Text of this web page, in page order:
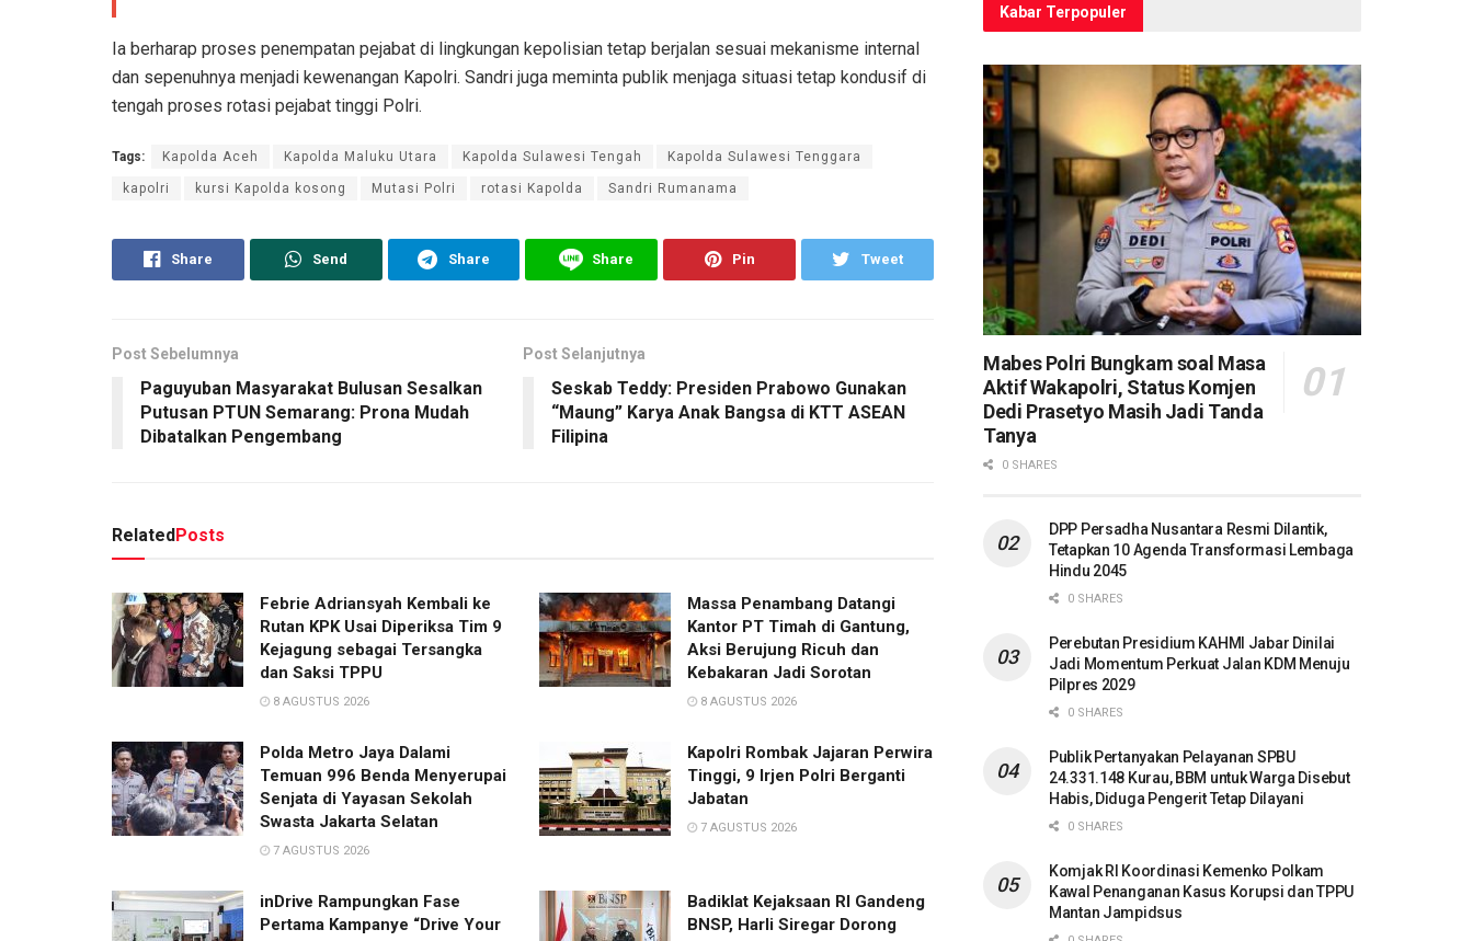
Ia berharap proses penempatan pejabat di lingkungan kepolisian tetap berjalan sesuai mekanisme internal
dan sepenuhnya menjadi kewenangan Kapolri. Sandri juga meminta publik menjaga situasi tetap kondusif di
tengah proses rotasi pejabat tinggi Polri.
Tags: Kapolda Aceh Kapolda Maluku Utara Kapolda Sulawesi Tengah Kapolda Sulawesi Tenggara
kapolri kursi Kapolda kosong Mutasi Polri rotasi Kapolda Sandri Rumanama
Share Send Share Share Pin Tweet
Post Sebelumnya
Paguyuban Masyarakat Bulusan Sesalkan
Putusan PTUN Semarang: Prona Mudah
Dibatalkan Pengembang
Post Selanjutnya
Seskab Teddy: Presiden Prabowo Gunakan
“Maung” Karya Anak Bangsa di KTT ASEAN
Filipina
RelatedPosts
Febrie Adriansyah Kembali ke
Rutan KPK Usai Diperiksa Tim 9
Kejagung sebagai Tersangka
dan Saksi TPPU
8 AGUSTUS 2026
Massa Penambang Datangi
Kantor PT Timah di Gantung,
Aksi Berujung Ricuh dan
Kebakaran Jadi Sorotan
8 AGUSTUS 2026
Polda Metro Jaya Dalami
Temuan 996 Benda Menyerupai
Senjata di Yayasan Sekolah
Swasta Jakarta Selatan
7 AGUSTUS 2026
Kapolri Rombak Jajaran Perwira
Tinggi, 9 Irjen Polri Berganti
Jabatan
7 AGUSTUS 2026
inDrive Rampungkan Fase
Pertama Kampanye “Drive Your
Badiklat Kejaksaan RI Gandeng
BNSP, Harli Siregar Dorong
Kabar Terpopuler
Mabes Polri Bungkam soal Masa
Aktif Wakapolri, Status Komjen
Dedi Prasetyo Masih Jadi Tanda
Tanya
0 SHARES
DPP Persadha Nusantara Resmi Dilantik,
Tetapkan 10 Agenda Transformasi Lembaga
Hindu 2045
0 SHARES
Perebutan Presidium KAHMI Jabar Dinilai
Jadi Momentum Perkuat Jalan KDM Menuju
Pilpres 2029
0 SHARES
Publik Pertanyakan Pelayanan SPBU
24.331.148 Kurau, BBM untuk Warga Disebut
Habis, Diduga Pengerit Tetap Dilayani
0 SHARES
Komjak RI Koordinasi Kemenko Polkam
Kawal Penanganan Kasus Korupsi dan TPPU
Mantan Jampidsus